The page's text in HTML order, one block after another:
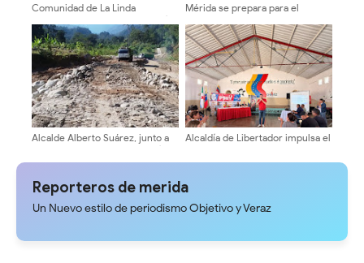
Comunidad de La Linda
consolida la canalización del río
junto al Poder Popular
Mérida se prepara para el
Monaguillos 2026
Alcalde Alberto Suárez, junto a
la comunidad recuperan la vía
hacia El Charal
Alcaldía de Libertador impulsa el
definir proyectos de 2027
Reporteros de merida
Un Nuevo estilo de periodismo Objetivo y Veraz